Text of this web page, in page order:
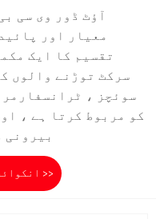
آؤٹ ڈور وی سی
معیار اور
تقسیم کا ایک
سرکٹ توڑنے والوں
سوئچز ،
کو مربوط کرتا ہے ،
انکوائری بھیجیں۔ >>